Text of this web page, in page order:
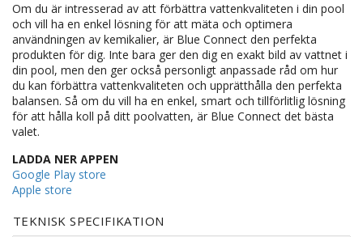
Om du är intresserad av att förbättra vattenkvaliteten i din pool
och vill ha en enkel lösning för att mäta och optimera
användningen av kemikalier, är Blue Connect den perfekta
produkten för dig. Inte bara ger den dig en exakt bild av vattnet i
din pool, men den ger också personligt anpassade råd om hur
du kan förbättra vattenkvaliteten och upprätthålla den perfekta
balansen. Så om du vill ha en enkel, smart och tillförlitlig lösning
för att hålla koll på ditt poolvatten, är Blue Connect det bästa
valet.
LADDA NER APPEN
Google Play store
Apple store
TEKNISK SPECIFIKATION